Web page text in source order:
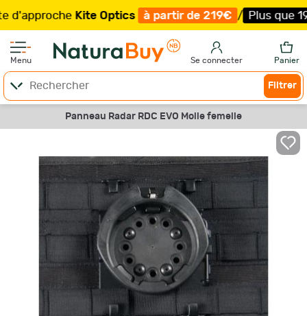
Kite Optics à partir de 219€ / Plus que 19
Menu Se connecter Panier
Filtrer
Panneau Radar RDC EVO Molle femelle